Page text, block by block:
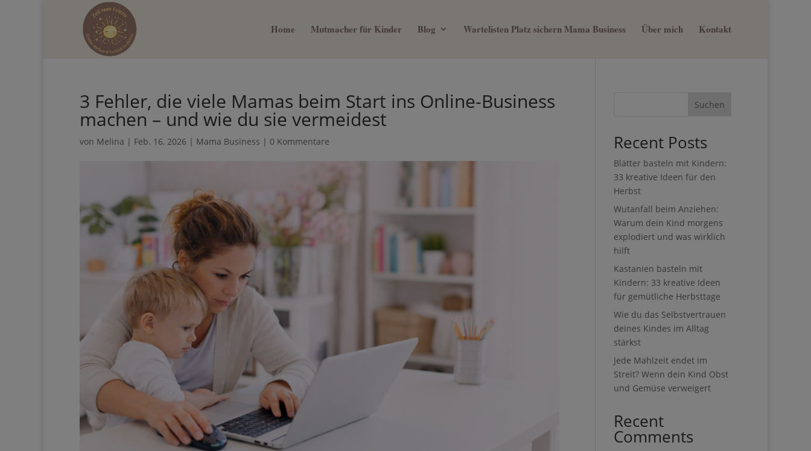
Home Mutmacher für Kinder Blog Wartelisten Platz sichern Mama Business Über mich Kontakt
3 Fehler, die viele Mamas beim Start ins Online-
Business machen – und wie du sie vermeidest
von Melina | Feb. 16, 2026 | Mama Business | 0 Kommentare
Suchen
Recent Posts
Blätter basteln mit Kindern:
33 kreative Ideen für den
Herbst
Wutanfall beim Anziehen:
Warum dein Kind morgens
explodiert und was wirklich
hilft
Kastanien basteln mit
Kindern: 33 kreative Ideen
für gemütliche Herbsttage
Wie du das Selbstvertrauen
deines Kindes im Alltag
stärkst
Jede Mahlzeit endet im
Streit? Wenn dein Kind Obst
und Gemüse verweigert
Recent
Comments
mehr Zeit mit deinem Kind verbringen willst